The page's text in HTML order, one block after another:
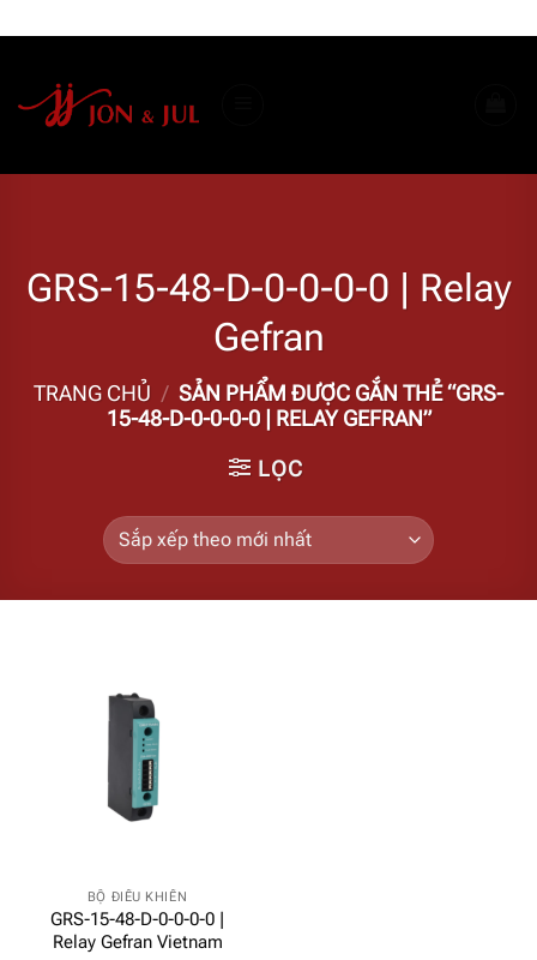
dung
GRS-15-48-D-0-0-0-0 | Relay
Gefran
TRANG CHỦ / SẢN PHẨM ĐƯỢC GẮN THẺ “GRS-
15-48-D-0-0-0-0 | RELAY GEFRAN”
LỌC
BỘ ĐIỀU KHIỂN
GRS-15-48-D-0-0-0-0 |
Relay Gefran Vietnam